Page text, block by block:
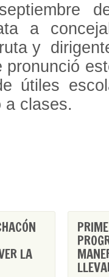
a
y
pronunció
útiles
a clases.
LA